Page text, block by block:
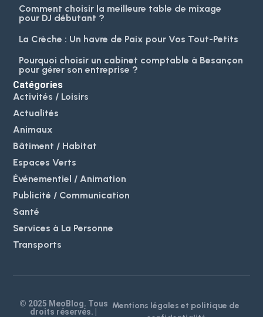
Comment choisir la meilleure table de mixage
pour DJ débutant ?
La Crèche : Un havre de Paix pour Vos Tout-Petits
Pourquoi choisir un cabinet comptable à Besançon
pour gérer son entreprise ?
Catégories
Activités / Loisirs
Actualités
Animaux
Bâtiment / Habitat
Espaces Verts
Événementiel / Animation
Publicité / Communication
Santé
Services à La Personne
Transports
© 2025 MeoBlog. Tous
droits réservés. |
Mentions légales et politique de